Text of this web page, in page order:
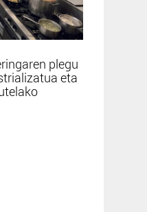
plegu
eta